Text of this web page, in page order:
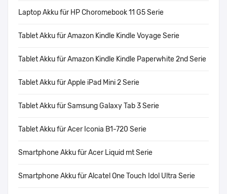
Laptop Akku für HP Choromebook 11 G5 Serie
Tablet Akku für Amazon Kindle Kindle Voyage Serie
Tablet Akku für Amazon Kindle Kindle Paperwhite 2nd Serie
Tablet Akku für Apple iPad Mini 2 Serie
Tablet Akku für Samsung Galaxy Tab 3 Serie
Tablet Akku für Acer Iconia B1-720 Serie
Smartphone Akku für Acer Liquid mt Serie
Smartphone Akku für Alcatel One Touch Idol Ultra Serie